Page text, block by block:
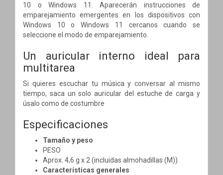
10 o Windows 11. Aparecerán instrucciones de
emparejamiento emergentes en los dispositivos con
Windows 10 o Windows 11 cercanos cuando se
seleccione el modo de emparejamiento.
Un auricular interno ideal para
multitarea
Si quieres escuchar tu música y conversar al mismo
tiempo, saca un solo auricular del estuche de carga y
úsalo como de costumbre
Especificaciones
Tamaño y peso
PESO
Aprox. 4,6 g x 2 (incluidas almohadillas (M))
Características generales